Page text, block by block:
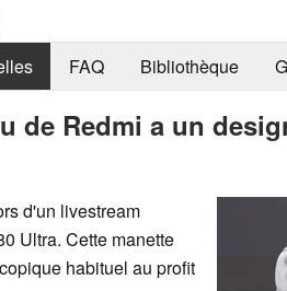
FAQ Bibliothèque
de Redmi a un
d'un livestream
Ultra. Cette manette
habituel au profit